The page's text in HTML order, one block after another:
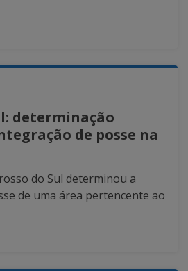
determinação
de posse na
do Sul determinou a
de uma área pertencente ao